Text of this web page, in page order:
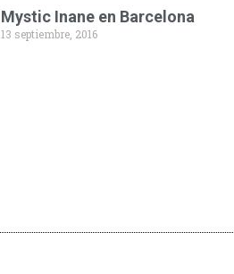
Mystic Inane en Barcelona
13 septiembre, 2016